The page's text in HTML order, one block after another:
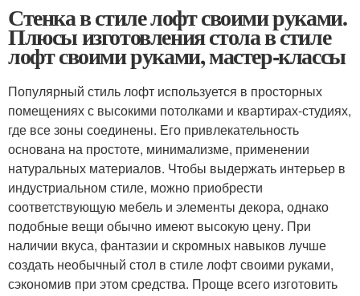
Стенка в стиле лофт своими руками.
Плюсы изготовления стола в стиле
лофт своими руками, мастер-классы
Популярный стиль лофт используется в просторных
помещениях с высокими потолками и квартирах-студиях,
где все зоны соединены. Его привлекательность
основана на простоте, минимализме, применении
натуральных материалов. Чтобы выдержать интерьер в
индустриальном стиле, можно приобрести
соответствующую мебель и элементы декора, однако
подобные вещи обычно имеют высокую цену. При
наличии вкуса, фантазии и скромных навыков лучше
создать необычный стол в стиле лофт своими руками,
сэкономив при этом средства. Проще всего изготовить